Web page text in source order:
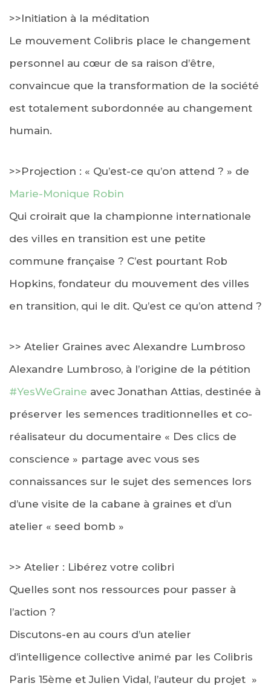
>>Initiation à la méditation
Le mouvement Colibris place le changement
personnel au cœur de sa raison d’être,
convaincue que la transformation de la société
est totalement subordonnée au changement
humain.
>>Projection : « Qu’est-ce qu’on attend ? » de
Marie-Monique Robin
Qui croirait que la championne internationale
des villes en transition est une petite
commune française ? C’est pourtant Rob
Hopkins, fondateur du mouvement des villes
en transition, qui le dit. Qu’est ce qu’on attend ?
>> Atelier Graines avec Alexandre Lumbroso
Alexandre Lumbroso, à l’origine de la pétition
#YesWeGraine avec Jonathan Attias, destinée à
préserver les semences traditionnelles et co-
réalisateur du documentaire « Des clics de
conscience » partage avec vous ses
connaissances sur le sujet des semences lors
d’une visite de la cabane à graines et d’un
atelier « seed bomb »
>> Atelier : Libérez votre colibri
Quelles sont nos ressources pour passer à
l’action ?
Discutons-en au cours d’un atelier
d’intelligence collective animé par les Colibris
Paris 15ème et Julien Vidal, l’auteur du projet »